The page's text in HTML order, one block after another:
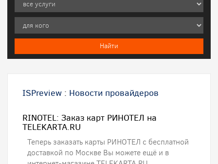
ISPreview : Новости провайдеров
RINOTEL: Заказ карт РИНОТЕЛ на
TELEKARTA.RU
Теперь заказать карты РИНОТЕЛ с бесплатной
доставкой по Москве Вы можете ещё и в